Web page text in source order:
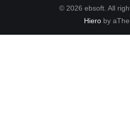
© 2026 ebsoft. All
Hieroby